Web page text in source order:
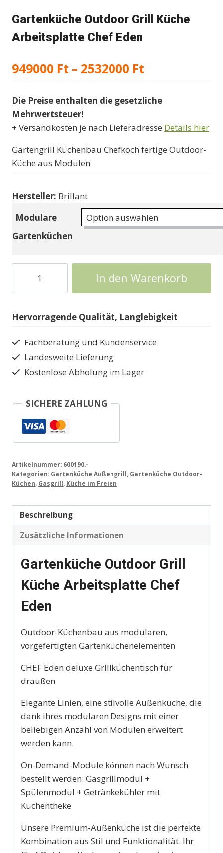
Gartenküche Outdoor Grill Küche
Arbeitsplatte Chef Eden
949000 Ft – 2532000 Ft
bis
2532000 Ft
Die Preise enthalten die gesetzliche
Mehrwertsteuer!
+ Versandkosten je nach Lieferadresse Details hier
Gartengrill Küchenbau Chefkoch fertige Outdoor-
Küche aus Modulen
Hersteller: Brillant
Modulare
Gartenküchen
Outdoor
Grill
Arbeitsplatte
Chef
Menge
In den Warenkorb
Hervorragende Qualität, Langlebigkeit
Fachberatung und Kundenservice
Landesweite Lieferung
Kostenlose Abholung im Lager
SICHERE ZAHLUNG
Artikelnummer: 600190.-
Kategorien: Gartenküche Außengrill Gartenküche Outdoor-
Küchen Gasgrill Küche im Freien
Beschreibung
Zusätzliche Informationen
Gartenküche Outdoor Grill
Küche Arbeitsplatte Chef
Eden
Outdoor-Küchenbau aus modularen,
vorgefertigten Gartenküchenelementen
CHEF Eden deluxe Grillküchentisch für
draußen
Elegante Linien, eine stilvolle Außenküche, die
dank ihres modularen Designs mit einer
beliebigen Anzahl von Modulen erweitert
werden kann.
On-Demand-Module können nach Wunsch
bestellt werden: Gasgrillmodul +
Spülenmodul + Getränkekühler mit
Küchentheke
Unsere Premium-Außenküche ist die perfekte
Kombination aus Stil und Funktionalität. Ihr